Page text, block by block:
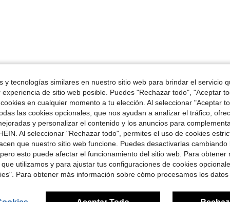
y tecnologías similares en nuestro sitio web para brindar el servicio
de sitio web posible. Puedes "Rechazar todo", "Aceptar
en cualquier momento a tu elección. Al seleccionar "Aceptar
las cookies opcionales, que nos ayudan a analizar el tráfico,
y personalizar el contenido y los anuncios para
Al seleccionar "Rechazar todo", permites el uso de cookies
que nuestro sitio web funcione. Puedes desactivarlas cambiando
esto puede afectar el funcionamiento del sitio web. Para obtener
utilizamos y para ajustar tus configuraciones de cookies
Para obtener más información sobre cómo procesamos los